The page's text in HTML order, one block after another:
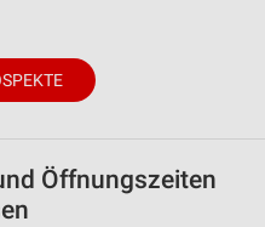
Öffnungszeiten
Auswahl von